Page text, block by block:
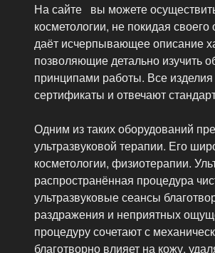
На сайте вы можете
косметологии, не покидая
даёт исчерпывающее описание
позволяющие детально изучить
принципами работы. Все
сертификаты и отвечают
Одним из таких оборудований
ультразвуковой терапии. Его
косметологии, физиотерапии.
распространённая процедура
ультразвуковые сеансы
раздражения и неприятных
процедуру сочетают с
благотворно влияет на кожу,